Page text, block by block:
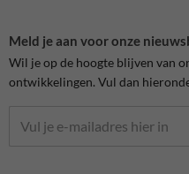
Meld je aan voor onze
Wil je op de hoogte blijven van
ontwikkelingen. Vul dan